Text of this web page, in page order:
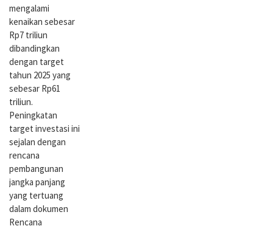
mengalami
kenaikan sebesar
Rp7 triliun
dibandingkan
dengan target
tahun 2025 yang
sebesar Rp61
triliun.
Peningkatan
target investasi ini
sejalan dengan
rencana
pembangunan
jangka panjang
yang tertuang
dalam dokumen
Rencana